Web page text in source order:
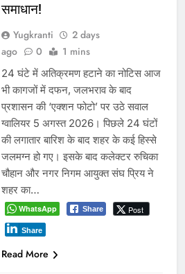
समाधान!
Yugkranti
2 days
ago
0 1 mins
24 घंटे में अतिक्रमण हटाने का नोटिस आज
भी कागजों में दफन, जलभराव के बाद
प्रशासन की ‘एक्शन फोटो’ पर उठे सवाल
ग्वालियर 5 अगस्त 2026। पिछले 24 घंटों
की लगातार बारिश के बाद शहर के कई हिस्से
जलमग्न हो गए। इसके बाद कलेक्टर रुचिका
चौहान और नगर निगम आयुक्त संघ प्रिय ने
शहर का…
WhatsApp Share Post
Share
Read More